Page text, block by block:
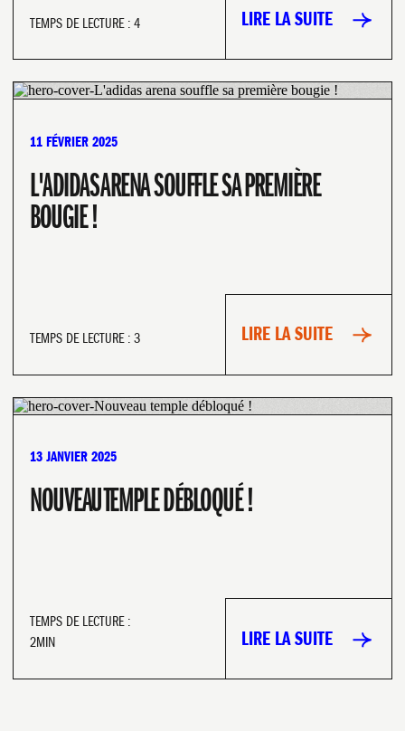
BUSINESS
TEMPS DE LECTURE : 4 LIRE LA SUITE
11 FÉVRIER 2025
L'ADIDAS ARENA SOUFFLE SA PREMIÈRE
BOUGIE !
TEMPS DE LECTURE : 3 LIRE LA SUITE
13 JANVIER 2025
NOUVEAU TEMPLE DÉBLOQUÉ !
TEMPS DE LECTURE :
2MIN
LIRE LA SUITE